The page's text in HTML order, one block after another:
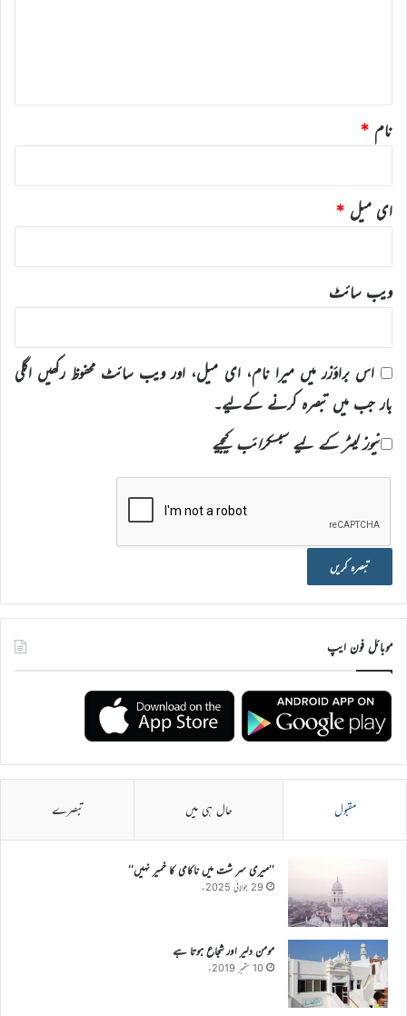
نام *
ای میل *
ویب‌ سائٹ
اس براؤزر میں میرا نام، ای میل، اور ویب سائٹ محفوظ رکھیں اگلی
بار جب میں تبصرہ کرنے کےلیے۔
نیوز لیٹر کے لیے سبسکرائب کیجیے
موبائل فون ایپ
مقبول حال ہی میں تبصرے
’’میری سر شت میں ناکامی کا خمیر نہیں‘‘
29 جولائی 2025ء
مومن دلیر اور شجاع ہوتا ہے
10 ستمبر 2019ء